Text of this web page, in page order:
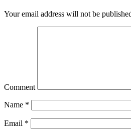
Your email address will not be
Comment
Name *
Email *